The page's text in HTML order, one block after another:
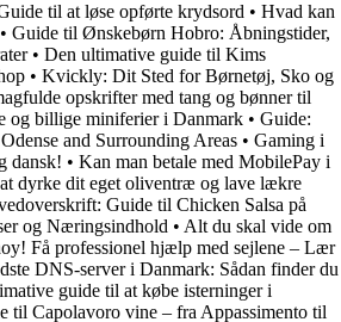
til at løse opførte krydsord • Hvad kan
• Guide til Ønskebørn Hobro: Åbningstider,
• Den ultimative guide til Kims
• Kvickly: Dit Sted for Børnetøj, Sko og
opskrifter med tang og bønner til
og billige miniferier i Danmark • Guide:
and Surrounding Areas • Gaming i
dansk! • Kan man betale med MobilePay i
dyrke dit eget oliventræ og lave lækre
Guide til Chicken Salsa på
og Næringsindhold • Alt du skal vide om
Få professionel hjælp med sejlene – Lær
DNS-server i Danmark: Sådan finder du
guide til at købe isterninger i
til Capolavoro vine – fra Appassimento til